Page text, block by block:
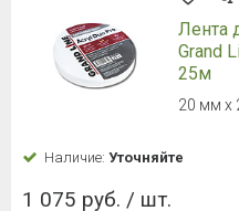
Лента
Grand
25м
20 мм х
Наличие: Уточняйте
1 075 руб. / шт.